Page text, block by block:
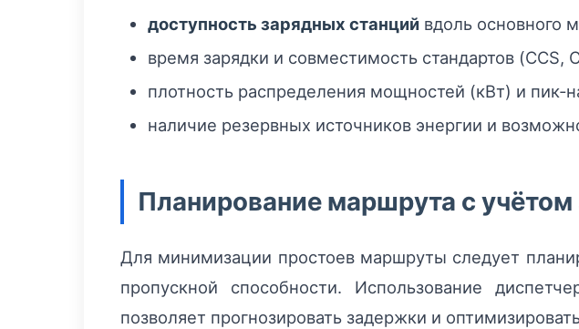
доступность зарядных станций вдоль основного
время зарядки и совместимость стандартов (CCS,
плотность распределения мощностей (кВт) и
наличие резервных источников энергии и
Планирование маршрута с учётом
Для минимизации простоев маршруты следует
пропускной способности. Использование
позволяет прогнозировать задержки и